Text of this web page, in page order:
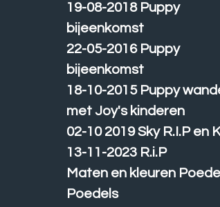
19-08-2018 Puppy
bijeenkomst
22-05-2016 Puppy
bijeenkomst
18-10-2015 Puppy
met Joy's kinderen
02-10 2019 Sky R.I.P en
13-11-2023 R.i.P
Maten en kleuren
Poedels